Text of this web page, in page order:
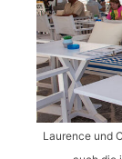
Laurence und